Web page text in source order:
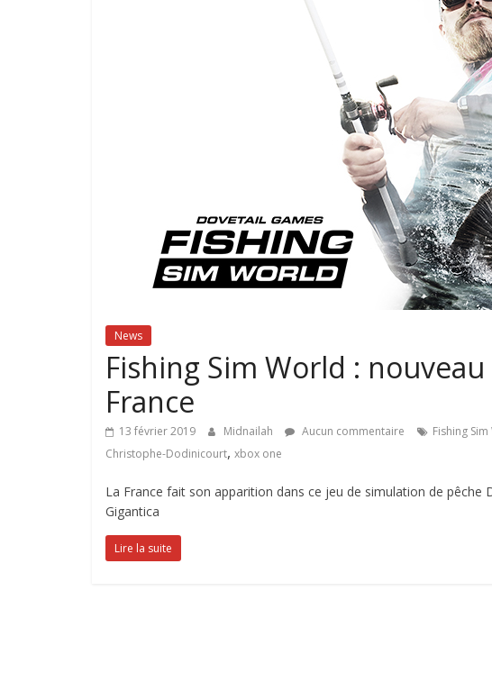
News
Fishing Sim World :
France
13 février 2019 Midnailah Aucun commentaire Fishing
Christophe-Dodinicourt, xbox one
La France fait son apparition dans ce jeu de simulation de pêche
Gigantica
Lire la suite